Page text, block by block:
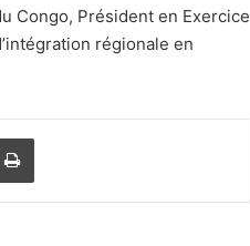
Congo, Président en Exercice
régionale en
Email Print